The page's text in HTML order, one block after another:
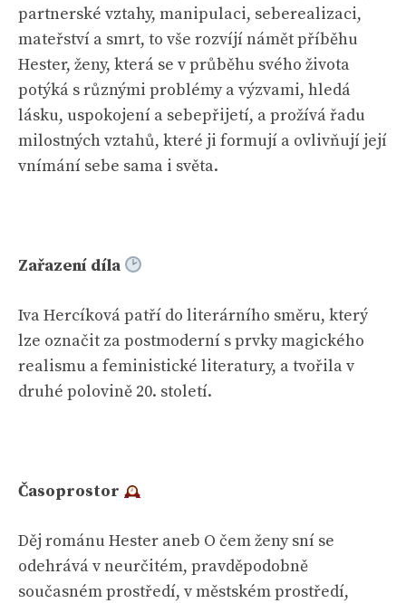
partnerské vztahy, manipulaci, seberealizaci,
mateřství a smrt, to vše rozvíjí námět příběhu
Hester, ženy, která se v průběhu svého života
potýká s různými problémy a výzvami, hledá
lásku, uspokojení a sebepřijetí, a prožívá řadu
milostných vztahů, které ji formují a ovlivňují její
vnímání sebe sama i světa.
Zařazení díla
Iva Hercíková patří do literárního směru, který
lze označit za postmoderní s prvky magického
realismu a feministické literatury, a tvořila v
druhé polovině 20. století.
Časoprostor
Děj románu Hester aneb O čem ženy sní se
odehrává v neurčitém, pravděpodobně
současném prostředí, v městském prostředí,